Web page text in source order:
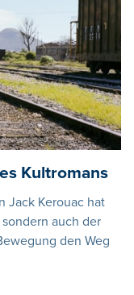
Kultromans
Jack Kerouac hat
auch der
den Weg